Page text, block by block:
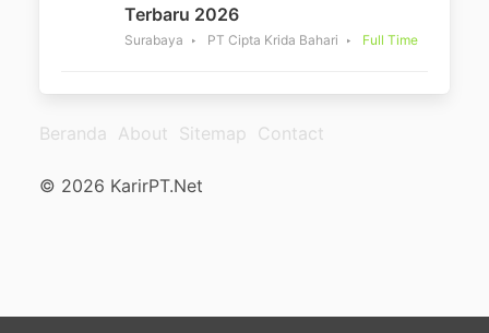
Terbaru 2026
Surabaya PT Cipta Krida Bahari Full Time
Beranda About Sitemap Contact
© 2026 KarirPT.Net